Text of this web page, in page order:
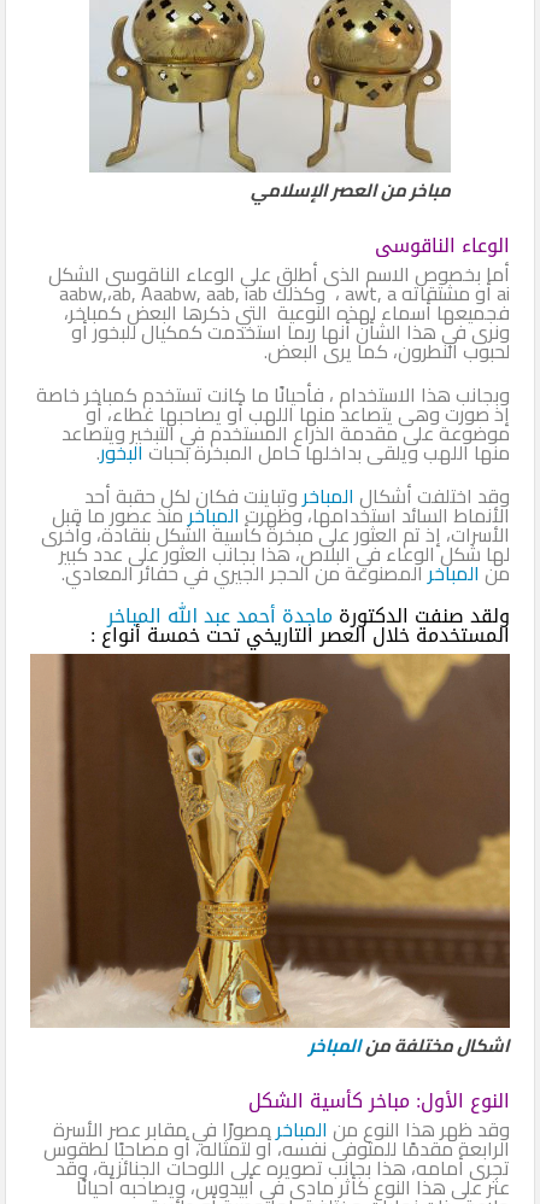
مباخر من العصر الإسلامي
الوعاء الناقوسى
أما بخصوص الاسم الذى أطلق على الوعاء الناقوسى الشكل
ai أو مشتقاته awt, a ، وكذلك aabw,،ab, Aaabw, aab, iab
فجميعها أسماء لهذه النوعية التي ذكرها البعض كمباخر،
ونرى في هذا الشأن أنها ربما استخدمت كمكيال للبخور أو
لحبوب النطرون، كما يرى البعض.
وبجانب هذا الاستخدام ، فأحيانًا ما كانت تستخدم كمباخر خاصة
إذ صورت وهى يتصاعد منها اللهب أو يصاحبها غطاء، أو
موضوعة على مقدمة الذراع المستخدم في التبخير ويتصاعد
منها اللهب ويلقى بداخلها حامل المبخرة بحباتالبخور.
وقد اختلفت أشكال المباخر وتباينت فكان لكل حقبة أحد
الأنماط السائد استخدامها، وظهرت المباخرمنذ عصور ما قبل
الأسرات، إذ تم العثور على مبخرة كأسية الشكل بنقادة، وأخرى
لها شكل الوعاء في البلاص، هذا بجانب العثور على عدد كبير
منالمباخرالمصنوعة من الحجر الجيري في حفائر المعادي.
ولقد صنفت الدكتورةماجدة أحمد عبد الله المباخر
المستخدمة خلال العصر التاريخي تحت خمسة أنواع :
اشكال مختلفة منالمباخر
النوع الأول: مباخر كأسية الشكل
وقد ظهر هذا النوع من المباخرمصورًا في مقابر عصر الأسرة
الرابعة مقدمًا للمتوفى نفسه، أو لتمثاله، أو مصاحبًا لطقوس
تجرى أمامه، هذا بجانب تصويره على اللوحات الجنائزية، وقد
عثر على هذا النوع كأثر مادى في أبيدوس، ويصاحبه أحيانًا